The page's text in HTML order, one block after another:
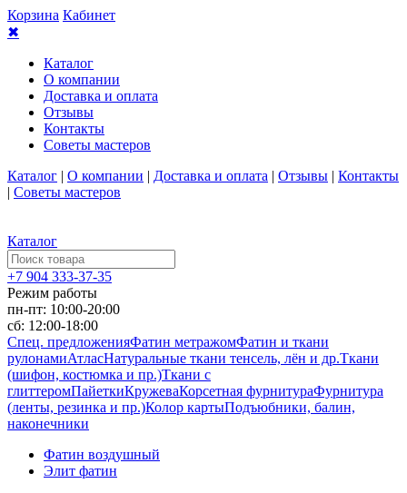
Корзина Кабинет
✖
Каталог
О компании
Доставка и оплата
Отзывы
Контакты
Советы мастеров
Каталог | О компании | Доставка и оплата | Отзывы | Контакты
| Советы мастеров
Каталог
+7 904 333-37-35
Режим работы
пн-пт: 10:00-20:00
сб: 12:00-18:00
Спец. предложенияФатин метражомФатин и ткани
рулонамиАтласНатуральные ткани тенсель, лён и др.Ткани
(шифон, костюмка и пр.)Ткани с
глиттеромПайеткиКружеваКорсетная фурнитураФурнитура
(ленты, резинка и пр.)Колор картыПодъюбники, балин,
наконечники
Фатин воздушный
Элит фатин